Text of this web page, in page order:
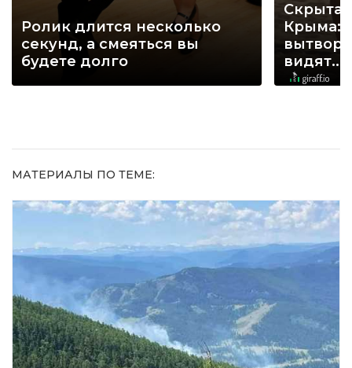
Ролик длится несколько
секунд, а смеяться вы
будете долго
Крыма:
видят...
МАТЕРИАЛЫ ПО ТЕМЕ: